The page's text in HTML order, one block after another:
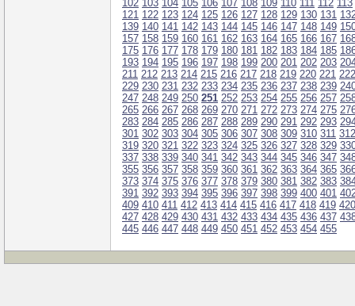
102 103 104 105 106 107 108 109 110 111 112 113
121 122 123 124 125 126 127 128 129 130 131
139 140 141 142 143 144 145 146 147 148 149
157 158 159 160 161 162 163 164 165 166 167
175 176 177 178 179 180 181 182 183 184 185
193 194 195 196 197 198 199 200 201 202 203
211 212 213 214 215 216 217 218 219 220 221 222
229 230 231 232 233 234 235 236 237 238 239
247 248 249 250 251 252 253 254 255 256 257
265 266 267 268 269 270 271 272 273 274 275
283 284 285 286 287 288 289 290 291 292 293
301 302 303 304 305 306 307 308 309 310 311 312
319 320 321 322 323 324 325 326 327 328 329
337 338 339 340 341 342 343 344 345 346 347
355 356 357 358 359 360 361 362 363 364 365
373 374 375 376 377 378 379 380 381 382 383
391 392 393 394 395 396 397 398 399 400 401
409 410 411 412 413 414 415 416 417 418 419 420
427 428 429 430 431 432 433 434 435 436 437
445 446 447 448 449 450 451 452 453 454 455